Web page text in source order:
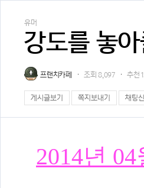
유머
강도를 놓
프랜치카페 조회8,097 추천
게시글보기 쪽지보내기 채팅
2014년